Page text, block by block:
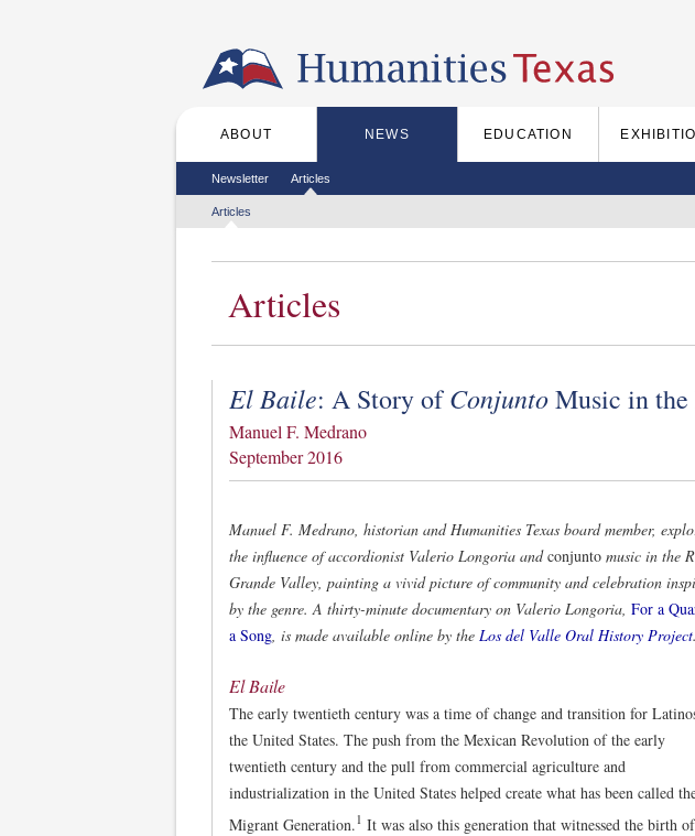
Main menu
ABOUT NEWS EDUCATION
Secondary menu
Newsletter Articles
Tertiary menu
Articles
Articles
El Baile: A Story ofConjuntoMusic in
Manuel F. Medrano
September 2016
Manuel F. Medrano, historian and Humanities Texas board member,
the influence of accordionist Valerio Longoria andconjunto music in the
Grande Valley, painting a vivid picture of community and celebration
by the genre. A thirty-minute documentary on Valerio Longoria, For a
a Song, is made available online by the Los del Valle Oral History Project.
El Baile
The early twentieth century was a time of change and transition for
the United States. The push from the Mexican Revolution of the early
twentieth century and the pull from commercial agriculture and
industrialization in the United States helped create what has been called
Migrant Generation.1 It was also this generation that witnessed the birth